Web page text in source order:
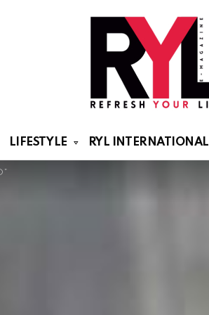
LIFESTYLE RYL INTERNATIONAL